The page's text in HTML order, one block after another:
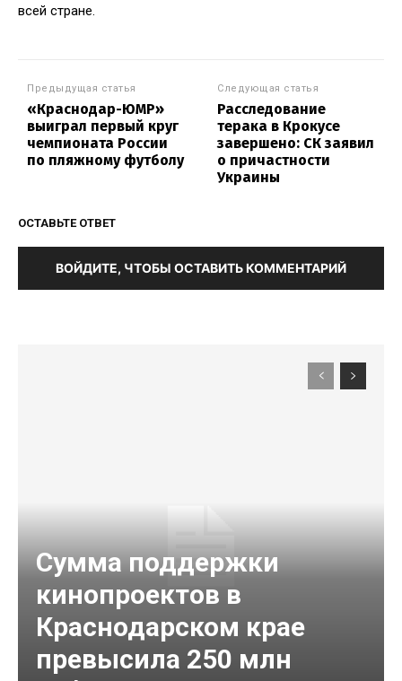
всей стране.
Предыдущая статья
«Краснодар-ЮМР»
выиграл первый круг
чемпионата России
по пляжному футболу
Следующая статья
Расследование
терака в Крокусе
завершено: СК заявил
о причастности
Украины
ОСТАВЬТЕ ОТВЕТ
ВОЙДИТЕ, ЧТОБЫ ОСТАВИТЬ КОММЕНТАРИЙ
Сумма поддержки
кинопроектов в
Краснодарском крае
превысила 250 млн